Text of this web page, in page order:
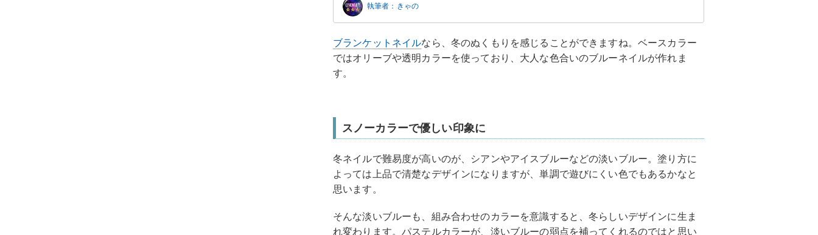
執筆者：きゃの
ブランケットネイルなら、冬のぬくもりを感じることができますね。ベースカラー
ではオリーブや透明カラーを使っており、大人な色合いのブルーネイルが作れま
す。
スノーカラーで優しい印象に
冬ネイルで難易度が高いのが、シアンやアイスブルーなどの淡いブルー。塗り方に
よっては上品で清楚なデザインになりますが、単調で遊びにくい色でもあるかなと
思います。
そんな淡いブルーも、組み合わせのカラーを意識すると、冬らしいデザインに生ま
れ変わります。パステルカラーが、淡いブルーの弱点を補ってくれるのではと思い